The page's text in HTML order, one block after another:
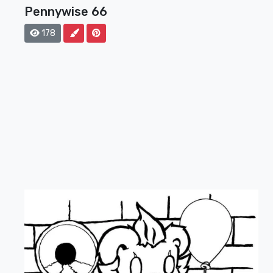
Pennywise 66
178